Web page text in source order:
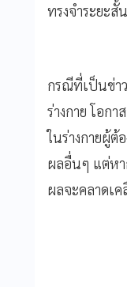
ทรงจำระยะ
กรณีที่เป็นข่า
ร่างกาย โอก
ในร่างกายผู้ต้
ผลอื่นๆ แต่ห
ผลจะคลาดเ